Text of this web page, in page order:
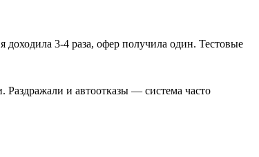
доходила 3-4 раза, офер получила один. Тестовые
Раздражали и автоотказы — система часто